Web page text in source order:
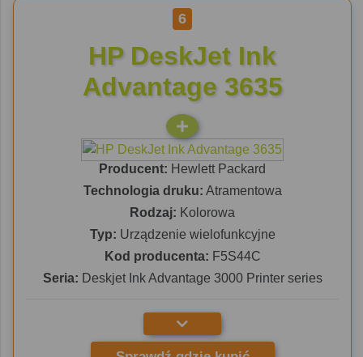
6
HP DeskJet Ink
Advantage 3635
Producent: Hewlett Packard
Technologia druku: Atramentowa
Rodzaj: Kolorowa
Typ: Urządzenie wielofunkcyjne
Kod producenta: F5S44C
Seria: Deskjet Ink Advantage 3000 Printer series